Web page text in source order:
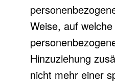
Weise, auf
Hinzuziehung
nicht mehr einer